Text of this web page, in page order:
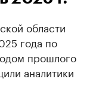
области
года по
прошлого
аналитики